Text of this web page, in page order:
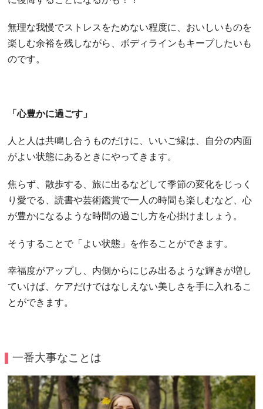
無理な我慢でストレスをためない程度に、おいしいものを
楽しむ余裕を残しながら、ボディラインもキープしたいも
のです。
「心豊かに過ごす」
人と人は共鳴し合うものだけに、いいご縁は、自分の内面
がよい状態にあるときにやってきます。
焦らず、散歩する、旅に出るなどして季節の変化をじっく
り愛でる、読書や芸術鑑賞で一人の時間も楽しむなど、心
が豊かになるような時間の過ごし方を心掛けましょう。
そうすることで「よい状態」を作ることができます。
幸福度がアップし、内側からにじみ出るような輝きが増し
ていけば、ケアだけではなしえない美しさを手に入れるこ
とができます。
一番大事なことは